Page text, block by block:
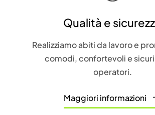
Qualità e
Realizziamo abiti da lavoro e
comodi, confortevoli e
operatori.
Maggiori informazioni